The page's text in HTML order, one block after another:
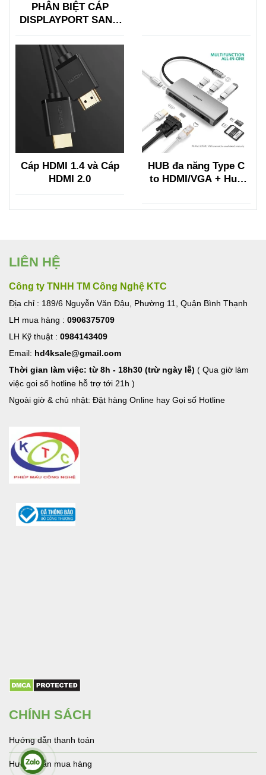
PHÂN BIỆT CÁP
DISPLAYPORT SANG
DISPLAYPORT
Cáp HDMI 1.4 và Cáp
HDMI 2.0
HUB đa năng Type C
to HDMI/VGA + Hub
LIÊN HỆ
Công ty TNHH TM Công Nghệ KTC
Địa chỉ : 189/6 Nguyễn Văn Đậu, Phường 11, Quận Bình Thạnh
LH mua hàng : 0906375709
LH Kỹ thuật : 0984143409
Email: hd4ksale@gmail.com
Thời gian làm việc: từ 8h - 18h30 (trừ ngày lễ) ( Qua giờ làm
việc goi số hotline hỗ trợ tới 21h )
Ngoài giờ & chủ nhật: Đặt hàng Online hay Gọi số Hotline
CHÍNH SÁCH
Hướng dẫn thanh toán
Hướng dẫn mua hàng